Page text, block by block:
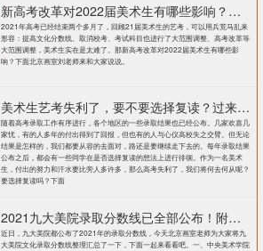
新高考改革对2022届美术生有哪些影响？北京画室刘老师来和大家说说
2021年高考已经结束两个多月了，回顾21届美术生的艺考，可以用兵荒马乱来
形容：提高文化分数线、取消校考、考试科目也进行了大范围调整、高考改革等
大范围调整，美术生实在是太难了。那新高考改革对2022届美术生有哪些影
响？下面北京画室刘老师来和大家说说。
美术生艺考失利了，要不要选择复读？过来人提出这几点建议
随着高考录取工作有序进行，各个地区的一些录取结果也已经公布。几家欢喜几
家忧，有的人多年的付出得到了回报，但也有的人与心仪高校失之交臂。但无论
结果是怎样的，我们都要从容的去面对，路还是要继续走下去的。每年录取结果
公布之后，都会有一些同学在是否选择复读的想法上进行徘徊。作为一名美术
生，付出的努力和汗水要比旁人多许多，那么高考失利了，我们将何去何从呢？
要选择复读吗？下面
2021九大美院录取分数线已全部公布！附各大院校录取分数线汇总！
近日，九大美院都公布了2021年的录取分数线，今天北京画室老师为大家将九
大美院文化录取分数线整理汇总了一下，下面一起来看看吧。一、中央美术学院